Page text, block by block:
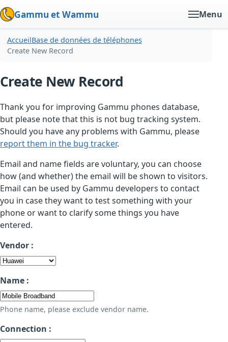
Gammu et Wammu Menu
AccueilBase de données de téléphones
Create New Record
Create New Record
Thank you for improving Gammu phones database,
but please note that this is not bug tracking system.
Should you have any problems with Gammu, please
report them in the bug tracker.
Email and name fields are voluntary, you can choose
how (and whether) the email will be shown to visitors.
Email can be used by Gammu developers to contact
you in case they want to test something with your
phone or want to clarify some things you have
entered.
Vendor :
Name :
Phone name, please exclude vendor name.
Connection :